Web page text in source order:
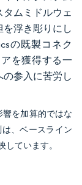
ムミドルウェ
浮き彫りにし
の既製コネク
を獲得する一
参入に苦労し
を加算的ではな
、ベースライン
ています。